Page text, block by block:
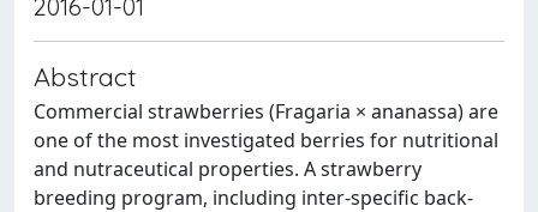
2016-01-01
Abstract
Commercial strawberries (Fragaria × ananassa) are
one of the most investigated berries for nutritional
and nutraceutical properties. A strawberry
breeding program, including inter-specific back-